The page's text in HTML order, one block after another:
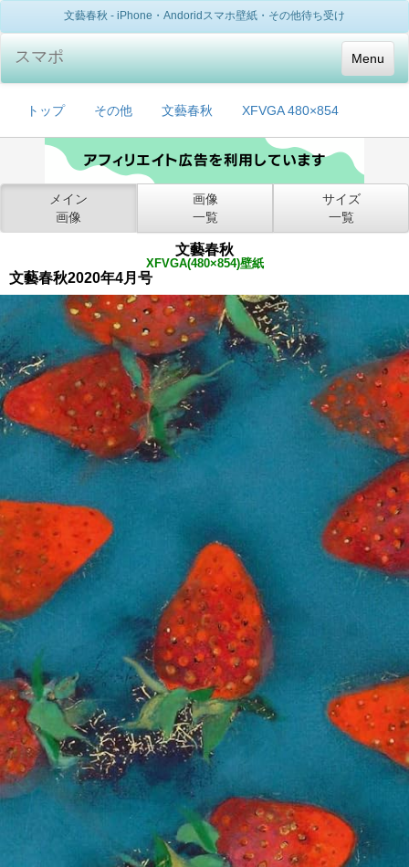
文藝春秋 - iPhone・Andoridスマホ壁紙・その他待ち受け
Menu
スマポ
トップ その他 文藝春秋 XFVGA 480×854
メイン
画像
画像
一覧
サイズ
一覧
文藝春秋
XFVGA(480×854)壁紙
文藝春秋2020年4月号